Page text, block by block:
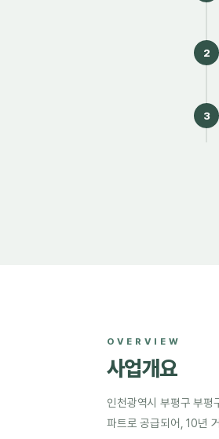
2
3
OVERVIEW
사업개요
인천광역시 부평구 부평
파트로 공급되어, 10년